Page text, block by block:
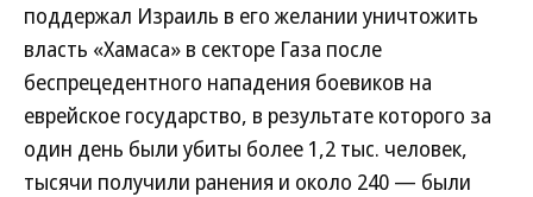
поддержал Израиль в его желании уничтожить
власть «Хамаса» в секторе Газа после
беспрецедентного нападения боевиков на
еврейское государство, в результате которого за
один день были убиты более 1,2 тыс. человек,
тысячи получили ранения и около 240 — были